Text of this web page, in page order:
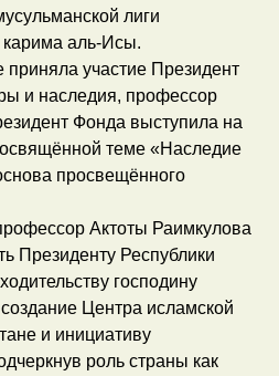
лиги
аль-Исы.
участие Президент
и наследия, профессор
Фонда выступила на
теме «Наследие
просвещённого
Актоты Раимкулова
Президенту Республики
господину
Центра исламской
и инициативу
роль страны как